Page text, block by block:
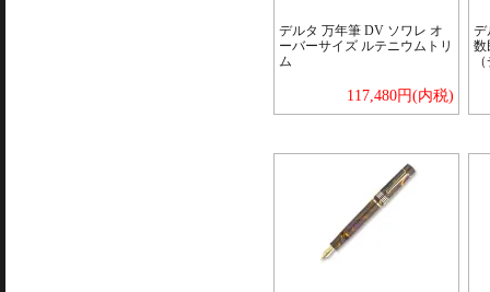
デルタ 万年筆 DV ソワレ オ
ーバーサイズ ルテニウムトリ
ム
117,480円(内税)
デ
数